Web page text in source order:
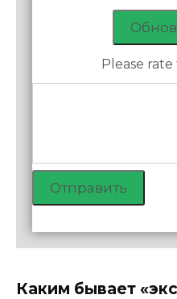
Please
Отправить
Каким бывает